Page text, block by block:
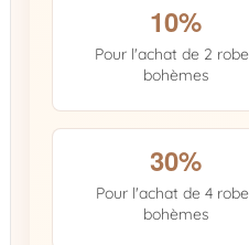
10%
Pour l'achat de 2
bohèmes
30%
Pour l'achat de 4
bohèmes